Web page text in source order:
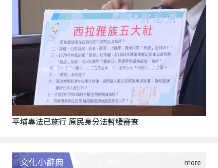
平埔專法已施行 原民身分法暫緩審查
文化小辭典